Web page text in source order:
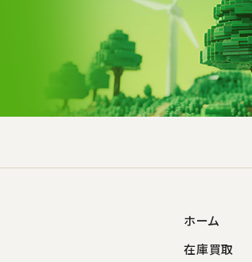
ホーム
在庫買取